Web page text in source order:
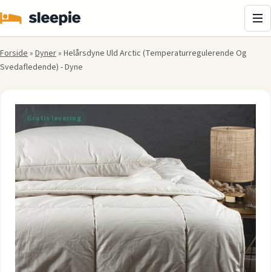
Forside» Dyner» Helårsdyne Uld Arctic (Temperaturregulerende Og
Svedafledende) - Dyne
Gratis levering